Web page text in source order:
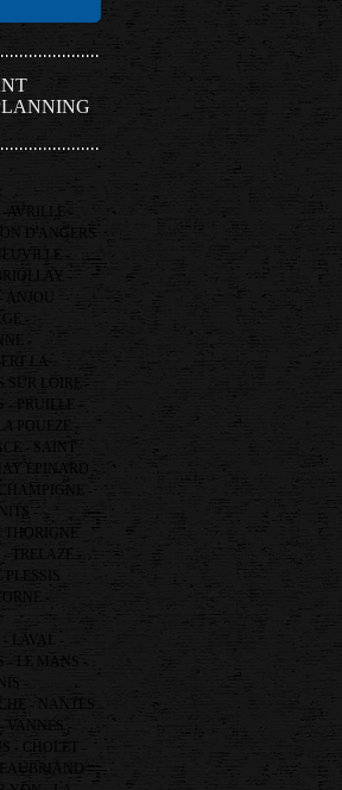
-
D'ANGERS
-
-
-
-
LA
SUR LOIRE -
- PRUILLE -
POUEZE -
- SAINT
EPINARD -
-
-
- TRELAZE -
-
LAVAL -
- LE MANS -
-
- NANTES
VANNES -
- CHOLET -
-